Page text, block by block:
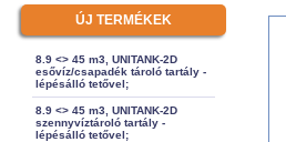
ÚJ TERMÉKEK
8.9 <> 45 m3, UNITANK-2D
esővíz/csapadék tároló tartály -
lépésálló tetővel;
8.9 <> 45 m3, UNITANK-2D
szennyvíztároló tartály -
lépésálló tetővel;